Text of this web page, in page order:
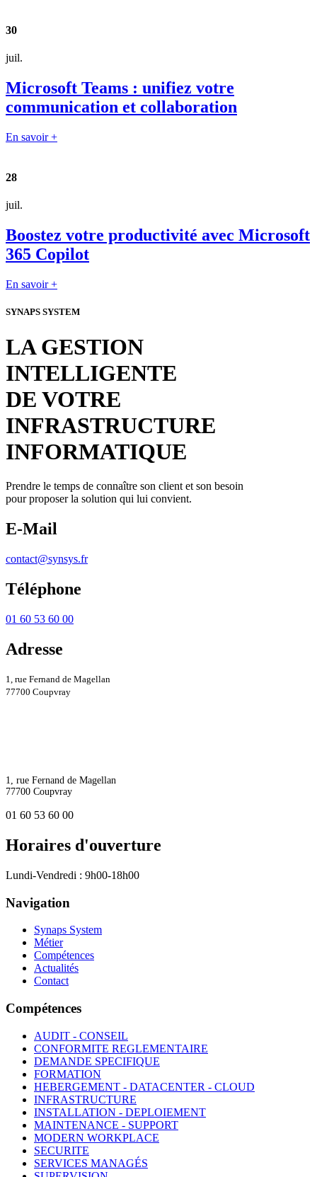
30
juil.
Microsoft Teams : unifiez votre
communication et collaboration
En savoir +
28
juil.
Boostez votre productivité avec Microsoft
365 Copilot
En savoir +
SYNAPS SYSTEM
LA GESTION
INTELLIGENTE
DE VOTRE
INFRASTRUCTURE
INFORMATIQUE
Prendre le temps de connaître son client et son besoin
pour proposer la solution qui lui convient.
E-Mail
contact@synsys.fr
Téléphone
01 60 53 60 00
Adresse
1, rue Fernand de Magellan
77700 Coupvray
1, rue Fernand de Magellan
77700 Coupvray
01 60 53 60 00
Horaires d'ouverture
Lundi-Vendredi : 9h00-18h00
Navigation
Synaps System
Métier
Compétences
Actualités
Contact
Compétences
AUDIT - CONSEIL
CONFORMITE REGLEMENTAIRE
DEMANDE SPECIFIQUE
FORMATION
HEBERGEMENT - DATACENTER - CLOUD
INFRASTRUCTURE
INSTALLATION - DEPLOIEMENT
MAINTENANCE - SUPPORT
MODERN WORKPLACE
SECURITE
SERVICES MANAGÉS